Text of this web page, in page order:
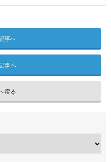
事へ
事へ
戻る